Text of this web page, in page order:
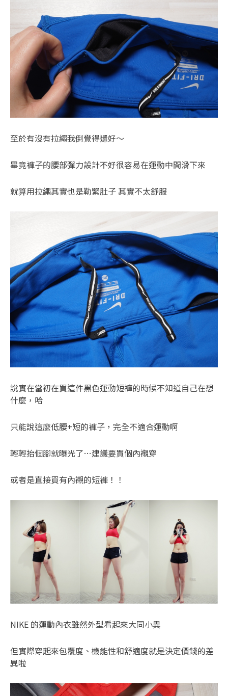
至於有沒有拉繩我倒覺得還好～
畢竟褲子的腰部彈力設計不好很容易在運動中間滑下來
就算用拉繩其實也是勒緊肚子 其實不太舒服
說實在當初在買這件黑色運動短褲的時候不知道自己在想
什麼，哈
只能說這麼低腰+短的褲子，完全不適合運動啊
輕輕抬個腳就曝光了…建議要買個內襯穿
或者是直接買有內襯的短褲！！
NIKE 的運動內衣雖然外型看起來大同小異
但實際穿起來包覆度、機能性和舒適度就是決定價錢的差
異啦